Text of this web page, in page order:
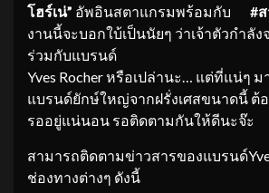
โฮร์เน่” อัพอินสตาแกรมพร้อมกับ #
งานนี้จะบอกใบ้เป็นนัยๆ ว่าเจ้าตัวกำลั
ร่วมกับแบรนด์
Yves Rocher หรือเปล่านะ… แต่ที่แน่ๆ
แบรนด์ยักษ์ใหญ่จากฝรั่งเศสขนาดนี้ ต้
รออยู่แน่นอน รอติดตามกันให้ดีนะจ๊ะ
สามารถติดตามข่าวสารของแบรนด์
ช่องทางต่างๆ ดังนี้